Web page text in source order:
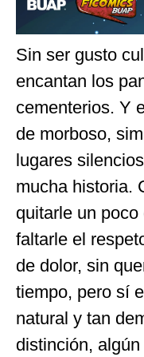
Sin ser gusto
encantan los
cementerios. Y
de morboso,
lugares
mucha historia.
quitarle un
faltarle el
de dolor, sin
tiempo, pero sí
natural y tan
distinción,